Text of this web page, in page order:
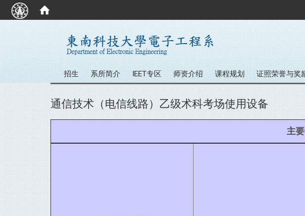
招生 系所简介 IEET专区 师资介绍 课程规划 证照荣誉与奖
通信技术（电信线路）乙级术科考场使用设备
主